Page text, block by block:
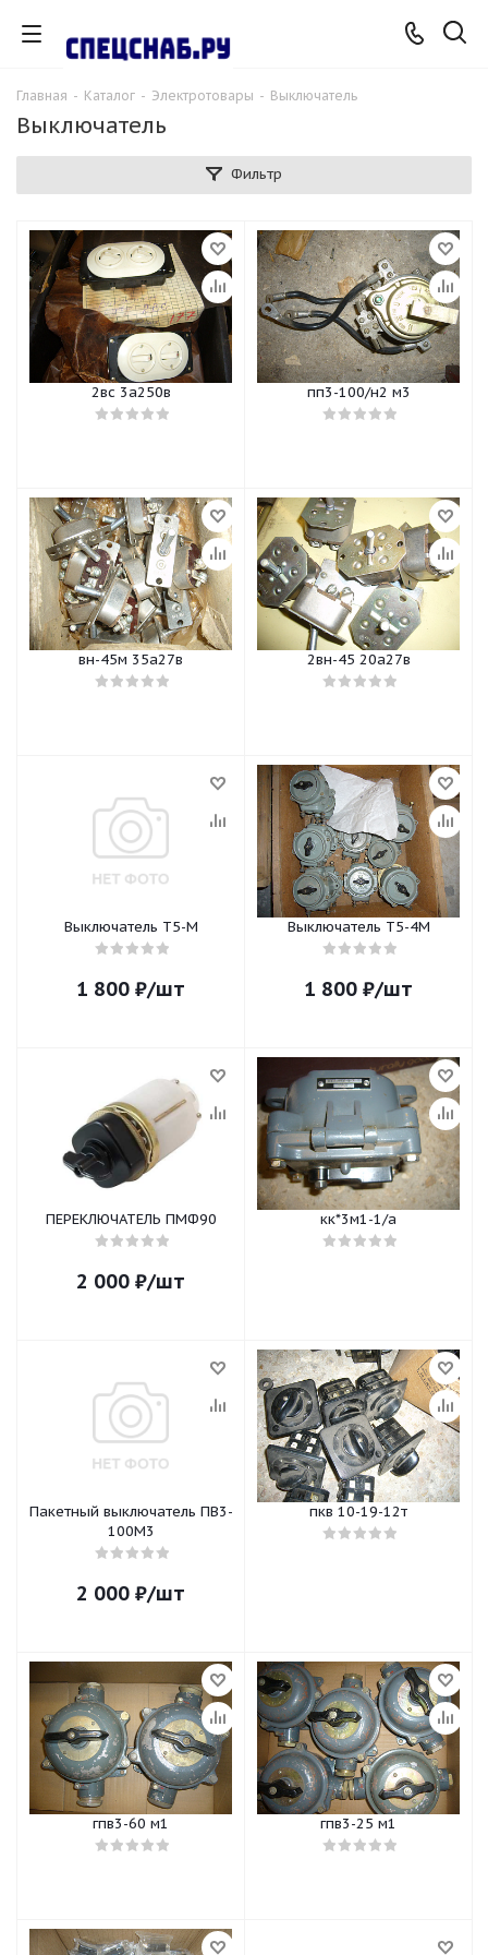
Главная - Каталог - Электротовары - Выключатель
Выключатель
Фильтр
2вс 3а250в пп3-100/н2 м3
вн-45м 35а27в 2вн-45 20а27в
Выключатель Т5-М
1 800 ₽/шт
Выключатель Т5-4М
1 800 ₽/шт
ПЕРЕКЛЮЧАТЕЛЬ ПМФ90
2 000 ₽/шт
кк*3м1-1/а
Пакетный выключатель ПВ3-
100М3
2 000 ₽/шт
пкв 10-19-12т
гпв3-60 м1 гпв3-25 м1